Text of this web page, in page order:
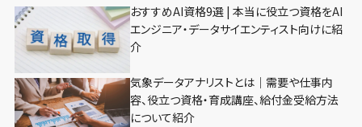
おすすめAI資格9選 | 本当に役立つ資格をAI
エンジニア・データサイエンティスト向けに紹
介
気象データアナリストとは｜需要や仕事内
容、役立つ資格・育成講座、給付金受給方法
について紹介